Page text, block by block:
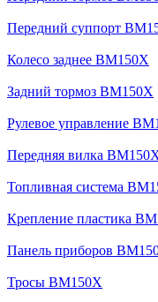
Передний суппорт
Колесо заднее BM150X
Задний тормоз BM150X
Рулевое управление
Передняя вилка
Топливная система
Крепление пластика
Панель приборов
Тросы BM150X